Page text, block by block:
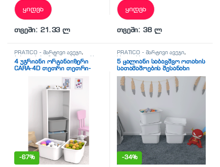
ყიდვა
თვეში: 21.33 ლ
ყიდვა
თვეში: 38 ლ
PRATICO - მარტივი ავეჯი,
ბახილების აპარატი ,სხვადასხვა
4 უჯრიანი ორგანაიზერი
CARA-4D თეთრი თეთრი-
-67%
PRATICO - მარტივი ავეჯი,
სხვადასხვა
5 ცალიანი საბავშვო ოთახის
სათამაშოების შესანახი
ყუთი (ორგანაიზერი)
თავსახურით PRATICO SEPET-
5B52
-34%